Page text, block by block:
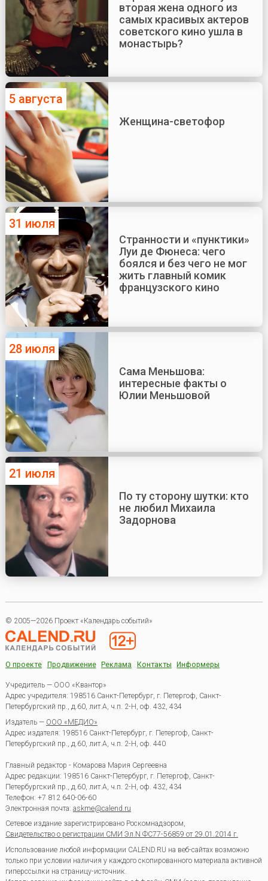
вторая жена одного из
самых красивых актеров
советского кино ушла в
монастырь?
5 августа
Женщина-светофор
31 июля
Странности и «пунктики»
Луи де Фюнеса: чего
боялся и без чего не мог
жить главный комик
французского кино
28 июля
Сама Меньшова:
интересные факты о
Юлии Меньшовой
21 июля
По ту сторону шутки: кто
не любил Михаила
Задорнова
© 2005—2026 Проект «Календарь событий»
О проекте Продвижение Реклама Контакты Информеры
Учредитель — ООО «Квантор»
Адрес учредителя: 198516 Санкт-Петербург, г. Петергоф, Санкт-
Петербургский пр., д.60, лит.А, ч.п. 2-Н, оф. 432, 434
Издатель — ООО «МЕДИО»
Адрес издателя: 198516 Санкт-Петербург, г. Петергоф, Санкт-
Петербургский пр., д.60, лит.А, ч.п. 2-Н, оф. 440
Главный редактор - Комарова Мария Сергеевна
Адрес редакции: 198516 Санкт-Петербург, г. Петергоф Санкт-
Петербургский пр., д.60, лит.А, ч.п. 2-Н, оф. 432, 434
Телефон: +7 812 640-06-60
Электронная почта: askme@calend.ru
Сетевое издание зарегистрировано Роскомнадзором,
Свидетельство о регистрации СМИ Эл.N ФС77-56859 от 29.01.2014 г.
Использование любой информации CALEND.RU на веб-сайтах возможно
только при условии наличия у каждого скопированного материала активной
гиперссылки на страницу-источник.